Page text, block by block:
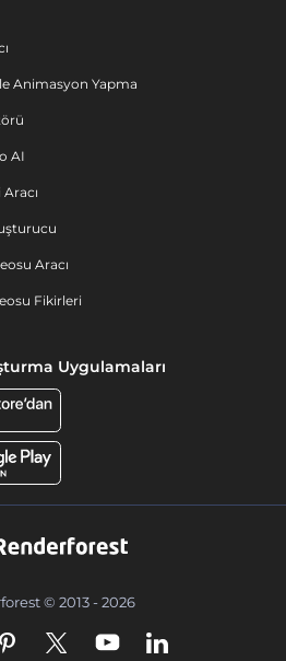
Animasyon Yapma
AI
Aracı
Fikirleri
Uygulamaları
© 2013 - 2026